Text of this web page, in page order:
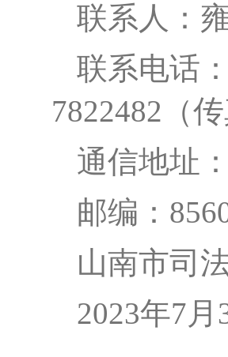
联系人：
联系电话：
7822482（传
通信地址
邮编：
山南市司
2023年7月